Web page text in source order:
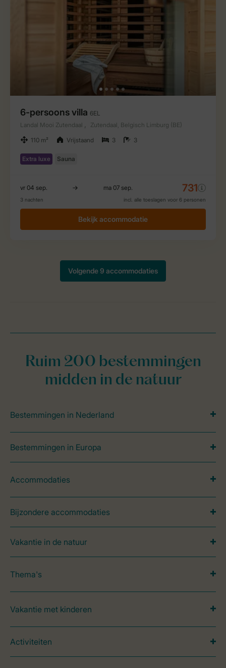
Ruim 200 bestemmingen
midden in de natuur
Bestemmingen in Nederland
Bestemmingen in Europa
Accommodaties
Bijzondere accommodaties
Vakantie in de natuur
Thema's
Vakantie met kinderen
Activiteiten